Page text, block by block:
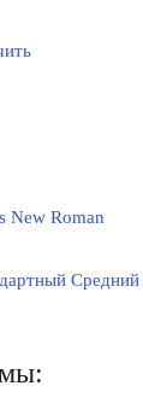
New Roman
Средний